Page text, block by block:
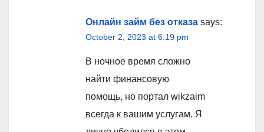
Онлайн займ без отказа says:
October 2, 2023 at 6:19 pm
В ночное время сложно
найти финансовую
помощь, но портал wikzaim
всегда к вашим услугам. Я